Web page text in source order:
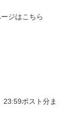
ジはこちら
ポスト分ま